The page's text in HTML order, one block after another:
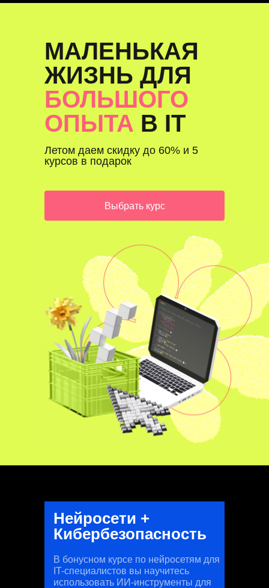
Летом даем скидку до 60% и 5
курсов в подарок
МАЛЕНЬКАЯ
ЖИЗНЬ ДЛЯ
БОЛЬШОГО
ОПЫТА В IT
Выбрать курс
Нейросети +
Кибербезопасность
В бонусном курсе по нейросетям для
IT-специалистов вы научитесь
использовать ИИ-инструменты для